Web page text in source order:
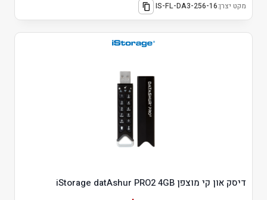
מקט יצרן:IS-FL-DA3-256-16
דיסק און קי מוצפן iStorage datAshur PRO2 4GB